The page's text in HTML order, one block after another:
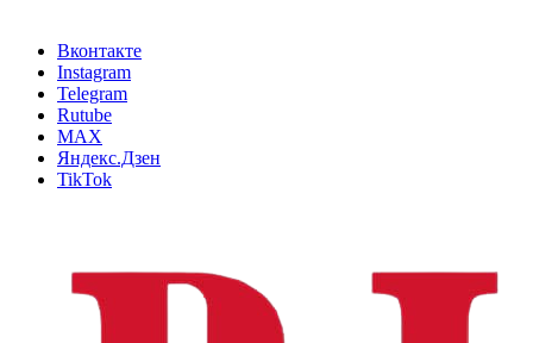
Вконтакте
Instagram
Telegram
Rutube
MAX
Яндекс.Дзен
TikTok